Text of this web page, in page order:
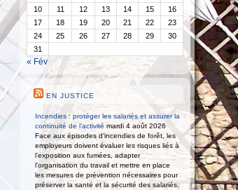
10
11 12 13 14 15
16
17
18 19 20 21 22
23
24
25 26 27 28 29
30
31
« Fév
EN JUSTICE
Incendies : protéger les salariés et assurer la
continuité de l’activité mardi 4 août 2026
Face aux épisodes d’incendies de forêt, les
employeurs doivent évaluer les risques liés à
l’exposition aux fumées, adapter
l’organisation du travail et mettre en place
les mesures de prévention nécessaires pour
préserver la santé et la sécurité des salariés.